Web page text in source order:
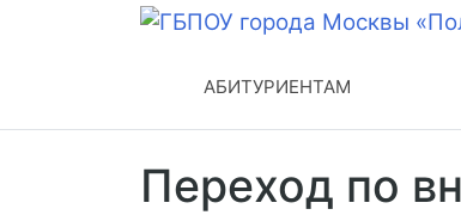
АБИТУРИЕНТАМ
Переход по